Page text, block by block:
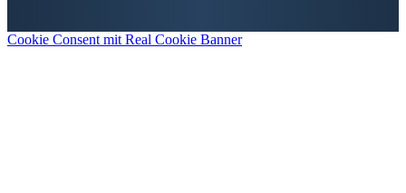
Cookie Consent mit Real Cookie Banner